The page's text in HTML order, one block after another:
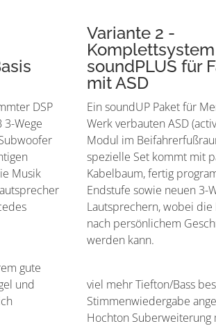
DSP
3-Wege
Musik
gute
und
Variante 2 -
Komplettsystem
soundPLUS für
mit ASD
Ein soundUP Paket für
Werk verbauten ASD
Modul im
spezielle Set kommt mit
Kabelbaum, fertig
Endstufe sowie neuen 3-
Lautsprechern, wobei die
nach persönlichem
werden kann.
viel mehr Tiefton/Bass
Stimmenwiedergabe
Hochton Suberweiterung